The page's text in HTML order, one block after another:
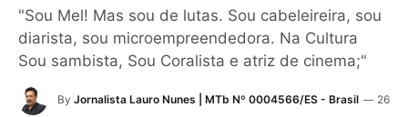
"Sou Mel! Mas sou de lutas. Sou cabeleireira, sou
diarista, sou microempreendedora. Na Cultura
Sou sambista, Sou Coralista e atriz de cinema;"
By Jornalista Lauro Nunes | MTb Nº 0004566/ES - Brasil
26